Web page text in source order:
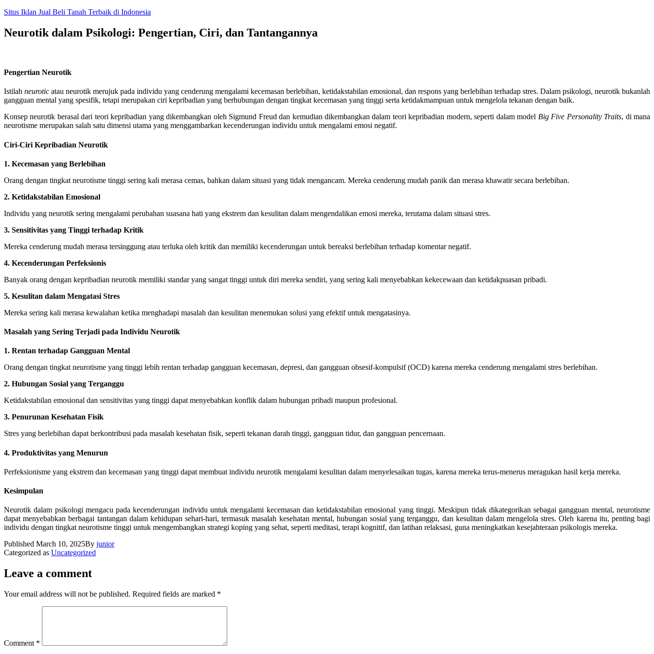
Skip
content
Situs Iklan Jual Beli Tanah Terbaik di Indonesia
Neurotik dalam Psikologi: Pengertian, Ciri, dan Tantangannya
Pengertian Neurotik
Istilah neurotic atau neurotik merujuk pada individu yang cenderung mengalami kecemasan berlebihan, ketidakstabilan emosional, dan respons yang berlebihan terhadap stres. Dalam psikologi, neurotik bukanlah
gangguan mental yang spesifik, tetapi merupakan ciri kepribadian yang berhubungan dengan tingkat kecemasan yang tinggi serta ketidakmampuan untuk mengelola tekanan dengan baik.
Konsep neurotik berasal dari teori kepribadian yang dikembangkan oleh Sigmund Freud dan kemudian dikembangkan dalam teori kepribadian modern, seperti dalam model Big Five Personality Traits, di mana
neurotisme merupakan salah satu dimensi utama yang menggambarkan kecenderungan individu untuk mengalami emosi negatif.
Ciri-Ciri Kepribadian Neurotik
1. Kecemasan yang Berlebihan
Orang dengan tingkat neurotisme tinggi sering kali merasa cemas, bahkan dalam situasi yang tidak mengancam. Mereka cenderung mudah panik dan merasa khawatir secara berlebihan.
2. Ketidakstabilan Emosional
Individu yang neurotik sering mengalami perubahan suasana hati yang ekstrem dan kesulitan dalam mengendalikan emosi mereka, terutama dalam situasi stres.
3. Sensitivitas yang Tinggi terhadap Kritik
Mereka cenderung mudah merasa tersinggung atau terluka oleh kritik dan memiliki kecenderungan untuk bereaksi berlebihan terhadap komentar negatif.
4. Kecenderungan Perfeksionis
Banyak orang dengan kepribadian neurotik memiliki standar yang sangat tinggi untuk diri mereka sendiri, yang sering kali menyebabkan kekecewaan dan ketidakpuasan pribadi.
5. Kesulitan dalam Mengatasi Stres
Mereka sering kali merasa kewalahan ketika menghadapi masalah dan kesulitan menemukan solusi yang efektif untuk mengatasinya.
Masalah yang Sering Terjadi pada Individu Neurotik
1. Rentan terhadap Gangguan Mental
Orang dengan tingkat neurotisme yang tinggi lebih rentan terhadap gangguan kecemasan, depresi, dan gangguan obsesif-kompulsif (OCD) karena mereka cenderung mengalami stres berlebihan.
2. Hubungan Sosial yang Terganggu
Ketidakstabilan emosional dan sensitivitas yang tinggi dapat menyebabkan konflik dalam hubungan pribadi maupun profesional.
3. Penurunan Kesehatan Fisik
Stres yang berlebihan dapat berkontribusi pada masalah kesehatan fisik, seperti tekanan darah tinggi, gangguan tidur, dan gangguan pencernaan.
4. Produktivitas yang Menurun
Perfeksionisme yang ekstrem dan kecemasan yang tinggi dapat membuat individu neurotik mengalami kesulitan dalam menyelesaikan tugas, karena mereka terus-menerus meragukan hasil kerja mereka.
Kesimpulan
Neurotik dalam psikologi mengacu pada kecenderungan individu untuk mengalami kecemasan dan ketidakstabilan emosional yang tinggi. Meskipun tidak dikategorikan sebagai gangguan mental, neurotisme
dapat menyebabkan berbagai tantangan dalam kehidupan sehari-hari, termasuk masalah kesehatan mental, hubungan sosial yang terganggu, dan kesulitan dalam mengelola stres. Oleh karena itu, penting bagi
individu dengan tingkat neurotisme tinggi untuk mengembangkan strategi koping yang sehat, seperti meditasi, terapi kognitif, dan latihan relaksasi, guna meningkatkan kesejahteraan psikologis mereka.
Published March 10, 2025By junior
Categorized as Uncategorized
Leave a comment
Your email address will not be published. Required fields are marked *
Comment *